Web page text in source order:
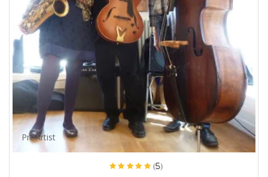
ProArtist
(5)